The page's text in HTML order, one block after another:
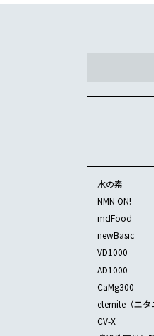
水の素
NMN ON!
mdFood
newBasic
VD1000
AD1000
CaMg300
eternite（エタ
CV-X